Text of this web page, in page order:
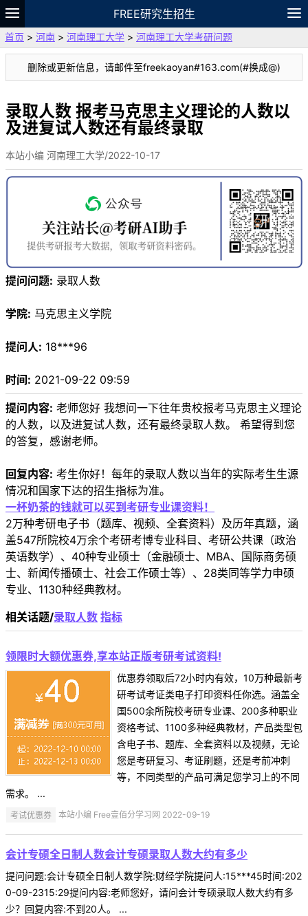
FREE研究生招生
题库
故事 专题 APP 笔记
论坛
VIP
资料
首页 > 河南 > 河南理工大学 > 河南理工大学考研问题
删除或更新信息，请邮件至freekaoyan#163.com(#换成@)
录取人数 报考马克思主义理论的人数以
及进复试人数还有最终录取
本站小编 河南理工大学/2022-10-17
提问问题: 录取人数
学院: 马克思主义学院
提问人: 18***96
时间: 2021-09-22 09:59
提问内容: 老师您好 我想问一下往年贵校报考马克思主义理论
的人数，以及进复试人数，还有最终录取人数。 希望得到您
的答复，感谢老师。
回复内容: 考生你好！每年的录取人数以当年的实际考生生源
情况和国家下达的招生指标为准。
一杯奶茶的钱就可以买到考研专业课资料！
2万种考研电子书（题库、视频、全套资料）及历年真题，涵
盖547所院校4万余个考研考博专业科目、考研公共课（政治
英语数学）、40种专业硕士（金融硕士、MBA、国际商务硕
士、新闻传播硕士、社会工作硕士等）、28类同等学力申硕
专业、1130种经典教材。
相关话题/录取人数 指标
领限时大额优惠券,享本站正版考研考试资料!
优惠券领取后72小时内有效，10万种最新考
研考试考证类电子打印资料任你选。涵盖全
国500余所院校考研专业课、200多种职业
资格考试、1100多种经典教材，产品类型包
含电子书、题库、全套资料以及视频，无论
您是考研复习、考证刷题，还是考前冲刺
等，不同类型的产品可满足您学习上的不同
需求。 ...
考试优惠券 本站小编 Free壹佰分学习网 2022-09-19
会计专硕全日制人数会计专硕录取人数大约有多少
提问问题:会计专硕全日制人数学院:财经学院提问人:15***45时间:202
0-09-2315:29提问内容:老师您好，请问会计专硕录取人数大约有多
少？回复内容:不到20人。 ...